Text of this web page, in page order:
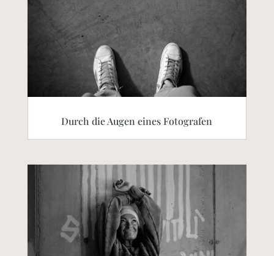
Durch die Augen eines Fotografen